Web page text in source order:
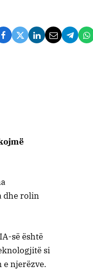
dhe rolin
së është
si
e njerëzve.